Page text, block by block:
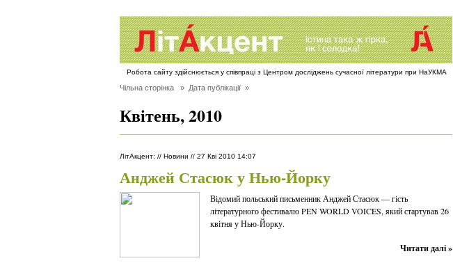
Робота сайту здійснюється у співпраці з Центром досліджень сучасної літератури при НаУКМА
Чільна сторінка » Дата публікації »
Квітень, 2010
ЛітАкцент: // Новини // 27 Кві 2010 14:07
Анджей Стасюк у Нью-Йорку
Відомий польський письменник Анджей Стасюк — гість
літературного фестивалю PEN WORLD VOICES, який стартував 26
квітня у Нью-Йорку.
Читати далі »